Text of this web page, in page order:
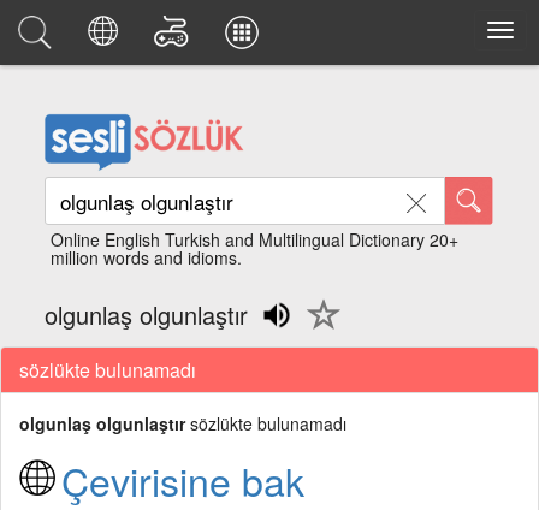
Online English Turkish and Multilingual Dictionary 20+
million words and idioms.
olgunlaş olgunlaştır
sözlükte bulunamadı
olgunlaş olgunlaştırsözlükte bulunamadı
Çevirisine bak